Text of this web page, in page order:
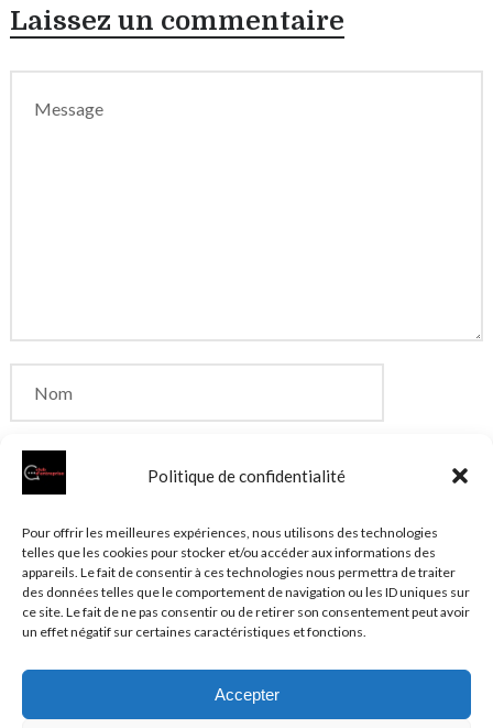
Politique de confidentialité
Pour offrir les meilleures expériences, nous utilisons des technologies
telles que les cookies pour stocker et/ou accéder aux informations des
appareils. Le fait de consentir à ces technologies nous permettra de traiter
des données telles que le comportement de navigation ou les ID uniques sur
ce site. Le fait de ne pas consentir ou de retirer son consentement peut avoir
un effet négatif sur certaines caractéristiques et fonctions.
Accepter
Laissez un commentaire
Enregistrer mon nom, mon e-mail et mon site dans
le navigateur pour mon prochain commentaire.